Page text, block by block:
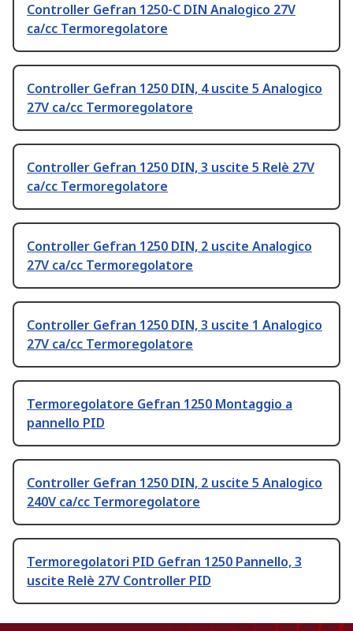
Controller Gefran 1250-C DIN Analogico 27V
ca/cc Termoregolatore
Controller Gefran 1250 DIN, 4 uscite 5 Analogico
27V ca/cc Termoregolatore
Controller Gefran 1250 DIN, 3 uscite 5 Relè 27V
ca/cc Termoregolatore
Controller Gefran 1250 DIN, 2 uscite Analogico
27V ca/cc Termoregolatore
Controller Gefran 1250 DIN, 3 uscite 1 Analogico
27V ca/cc Termoregolatore
Termoregolatore Gefran 1250 Montaggio a
pannello PID
Controller Gefran 1250 DIN, 2 uscite 5 Analogico
240V ca/cc Termoregolatore
Termoregolatori PID Gefran 1250 Pannello, 3
uscite Relè 27V Controller PID